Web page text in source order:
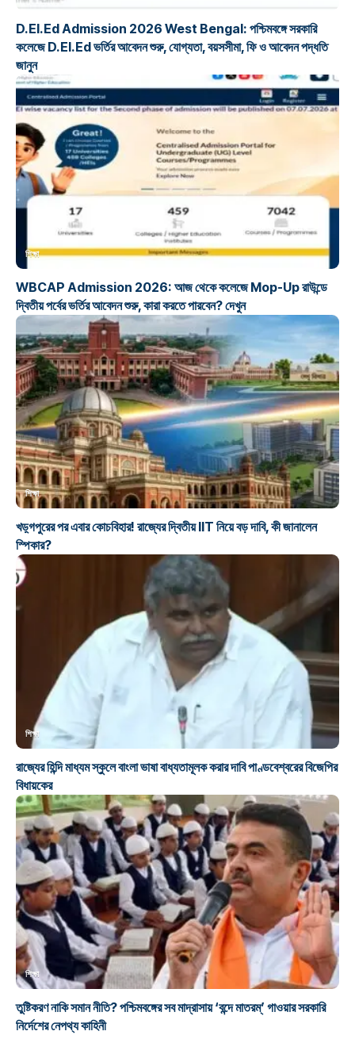
D.El.Ed Admission 2026 West Bengal: পশ্চিমবঙ্গে সরকারি
কলেজে D.El.Ed ভর্তির আবেদন শুরু, যোগ্যতা, বয়সসীমা, ফি ও আবেদন পদ্ধতি
জানুন
শিক্ষা
WBCAP Admission 2026: আজ থেকে কলেজে Mop-Up রাউন্ডে
দ্বিতীয় পর্বের ভর্তির আবেদন শুরু, কারা করতে পারবেন? দেখুন
শিক্ষা
খড়্গপুরের পর এবার কোচবিহার! রাজ্যের দ্বিতীয় IIT নিয়ে বড় দাবি, কী জানালেন
স্পিকার?
শিক্ষা
রাজ্যের হিন্দি মাধ্যম স্কুলে বাংলা ভাষা বাধ্যতামূলক করার দাবি পাণ্ডবেশ্বরের বিজেপির
বিধায়কের
শিক্ষা
তুষ্টিকরণ নাকি সমান নীতি? পশ্চিমবঙ্গের সব মাদ্রাসায় ‘বন্দে মাতরম্’ গাওয়ার সরকারি
নির্দেশের নেপথ্য কাহিনী